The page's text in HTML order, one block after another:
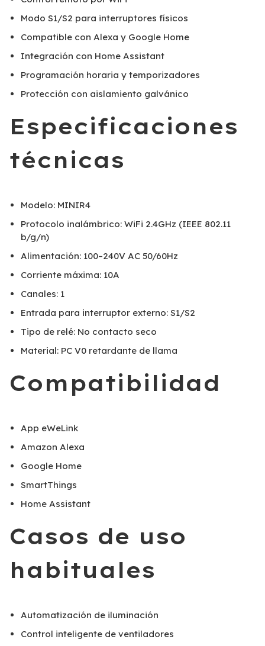
Modo S1/S2 para interruptores físicos
Compatible con Alexa y Google Home
Integración con Home Assistant
Programación horaria y temporizadores
Protección con aislamiento galvánico
Especificaciones
técnicas
Modelo: MINIR4
Protocolo inalámbrico: WiFi 2.4GHz (IEEE 802.11
b/g/n)
Alimentación: 100–240V AC 50/60Hz
Corriente máxima: 10A
Canales: 1
Entrada para interruptor externo: S1/S2
Tipo de relé: No contacto seco
Material: PC V0 retardante de llama
Compatibilidad
App eWeLink
Amazon Alexa
Google Home
SmartThings
Home Assistant
Casos de uso
habituales
Automatización de iluminación
Control inteligente de ventiladores